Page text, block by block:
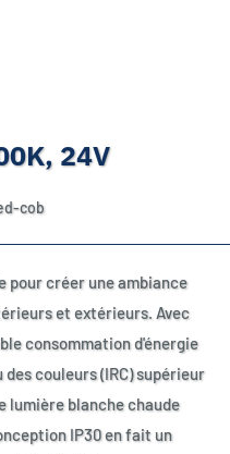
24V
cob
pour créer une ambiance
et extérieurs. Avec
consommation d'énergie
des couleurs (IRC) supérieur
lumière blanche chaude
IP30 en fait un